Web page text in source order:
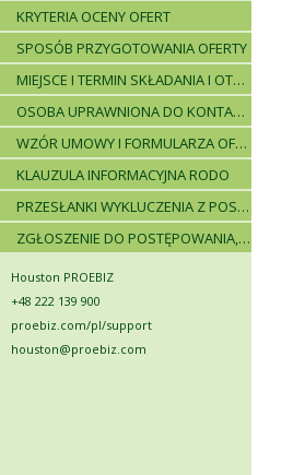
KRYTERIA OCENY OFERT
SPOSÓB PRZYGOTOWANIA OFERTY
MIEJSCE I TERMIN SKŁADANIA I OTWARCIA OFERT - PRZEBIEG POSTĘPOWANIA
OSOBA UPRAWNIONA DO KONTAKTÓW
WZÓR UMOWY I FORMULARZA OFERTOWEGO
KLAUZULA INFORMACYJNA RODO
PRZESŁANKI WYKLUCZENIA Z POSTĘPOWANIA
ZGŁOSZENIE DO POSTĘPOWANIA, ZASADY I INSTRUKCJE
Houston PROEBIZ
+48 222 139 900
proebiz.com/pl/support
houston@proebiz.com